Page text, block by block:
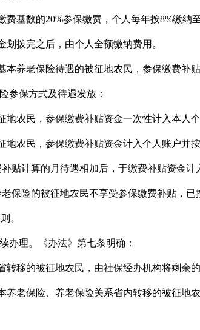
费基数的20%参保缴费，个人每年按8%缴
划拨完之后，由个人全额缴纳费用。
本养老保险待遇的被征地农民，参保缴费补
参保方式及待遇发放：
地农民，参保缴费补贴资金一次性计入本人
地农民，参保缴费补贴资金计入个人账户
贴计算的月待遇相加后，于缴费补贴资金计
保险的被征地农民不享受参保缴费补贴，
。
办理。《办法》第七条明确：
转移的被征地农民，由社保经办机构将剩余
养老保险、养老保险关系省内转移的被征